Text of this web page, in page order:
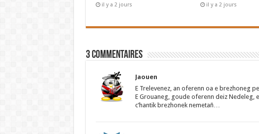
il y a 2 jours il y a 2 jours
3 Commentaires
Jaouen
E Trelevenez, an oferenn oa e brezhoneg
E Grouaneg, goude oferenn deiz Nedeleg,
c’hantik brezhonek nemetañ…